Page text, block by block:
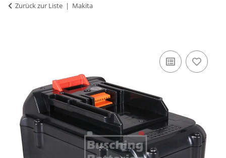
Zurück zur Liste Makita